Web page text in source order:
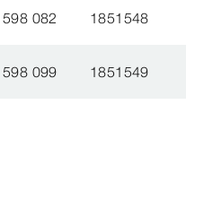
598 082 1851548
598 099 1851549